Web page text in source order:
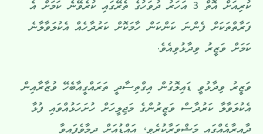
ކުރިއަށް އޮތް 3 އަހަރު ދުވަހުގެ ތެރޭގައި ކުރެވޭނެ ކަމަށް އެ
ފަރާތްތަކަށް ފެންނަ ކަންކަން ހާމަކޮށް ކަރުދާހެއް އެކުލަވާލާނެ
ކަމަށް ވަޒީރު ވިދާޅުވިއެވެ.
ވަޒީރު ވިދާޅުވީ ޑައިލޮގުން އިގްތިސާދީ ތަރައްގީއާބެހޭ ވުޒާރާއިން
އެކުލަވާލާ ކަރުދާސް ވަޒީރުންގެ މަޖިލީހަށް ހުށަހަޅުއްވައި ފުޅާ